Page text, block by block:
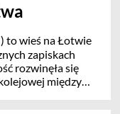
na Łotwie
między